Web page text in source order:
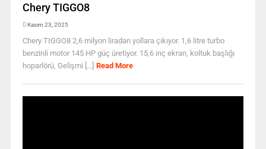
Chery TIGGO8
Kasım 23, 2025
Chery TIGGO8 2,6 milyon liradan yollara çıkıyor. 1,6 litre turbo
benzinli motor 145 HP güç üretiyor. 15,6 inç ekran, koltuk başlığı
hoparlörü, Gelişmi [...] Read More